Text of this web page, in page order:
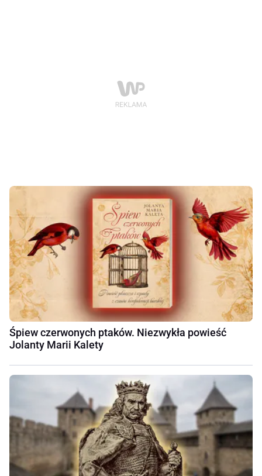
Śpiew czerwonych ptaków. Niezwykła powieść
Jolanty Marii Kalety